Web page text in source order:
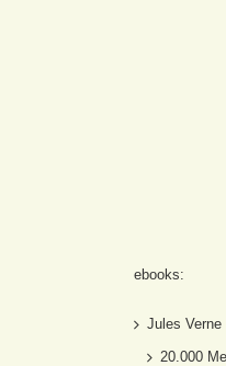
ebooks:
Jules Verne
20.000